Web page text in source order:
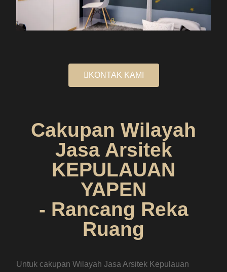
KONTAK KAMI
Cakupan Wilayah
Jasa Arsitek
KEPULAUAN
YAPEN
- Rancang Reka
Ruang
Untuk cakupan Wilayah Jasa Arsitek Kepulauan